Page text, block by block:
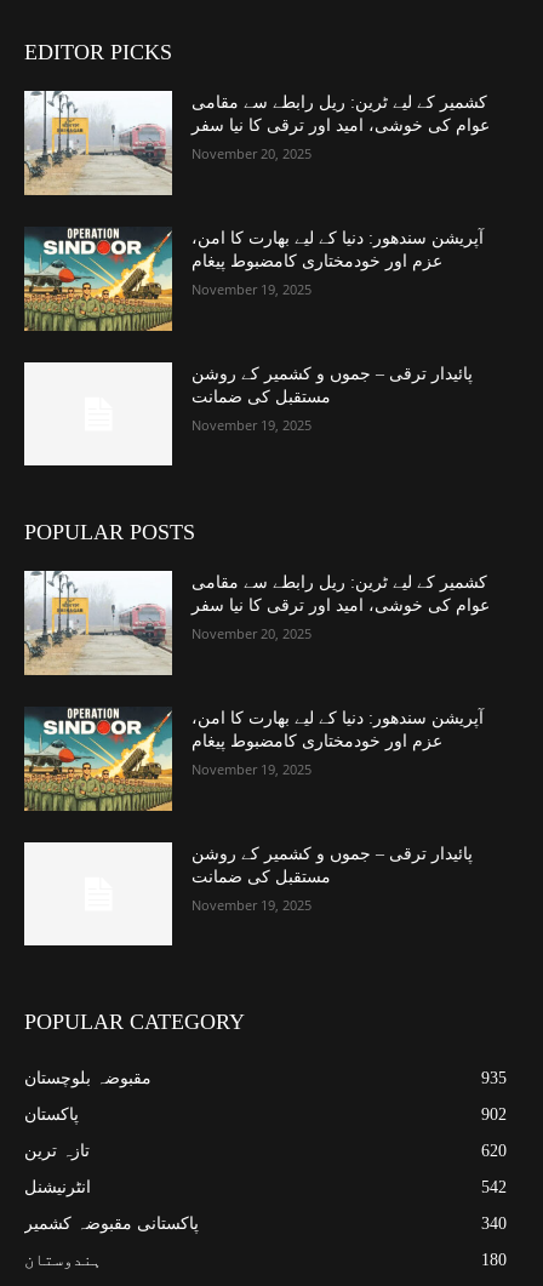
EDITOR PICKS
کشمیر کے لیے ٹرین: ریل رابطے سے مقامی
عوام کی خوشی، امید اور ترقی کا نیا سفر
November 20, 2025
آپریشن سندھور: دنیا کے لیے بھارت کا امن،
عزم اور خودمختاری کامضبوط پیغام
November 19, 2025
پائیدار ترقی – جموں و کشمیر کے روشن
مستقبل کی ضمانت
November 19, 2025
POPULAR POSTS
کشمیر کے لیے ٹرین: ریل رابطے سے مقامی
عوام کی خوشی، امید اور ترقی کا نیا سفر
November 20, 2025
آپریشن سندھور: دنیا کے لیے بھارت کا امن،
عزم اور خودمختاری کامضبوط پیغام
November 19, 2025
پائیدار ترقی – جموں و کشمیر کے روشن
مستقبل کی ضمانت
November 19, 2025
POPULAR CATEGORY
مقبوضہ بلوچستان
935
پاکستان
902
تازہ ترین
620
انٹرنیشنل
542
پاکستانی مقبوضہ کشمیر
340
ہندوستان
180